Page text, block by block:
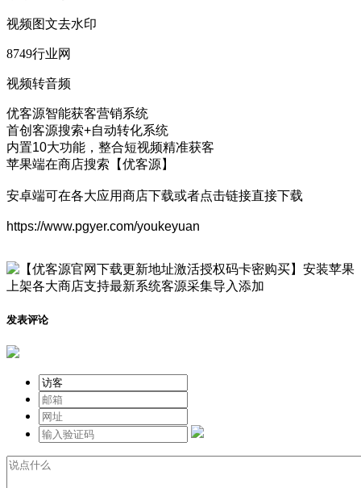
视频图文去水印
8749行业网
视频转音频
优客源智能获客营销系统
首创客源搜索+自动转化系统
内置10大功能，整合短视频精准获客
苹果端在商店搜索【优客源】
安卓端可在各大应用商店下载或者点击链接直接下载
https://www.pgyer.com/youkeyuan
发表评论